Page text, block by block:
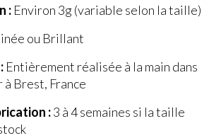
: Environ 3g (variable selon la taille)
ou Brillant
Entièrement réalisée à la main dans
Brest, France
:3 à 4 semaines si la taille